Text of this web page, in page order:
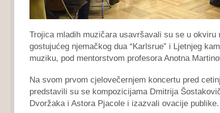
Trojica mladih muzičara usavršavali su se u okviru
gostujućeg njemačkog dua “Karlsrue” i Ljetnjeg
muziku, pod mentorstvom profesora Anotna
Na svom prvom cjelovečernjem koncertu pred
predstavili su se kompozicijama Dmitrija
Dvoržaka i Astora Pjacole i izazvali ovacije publike.